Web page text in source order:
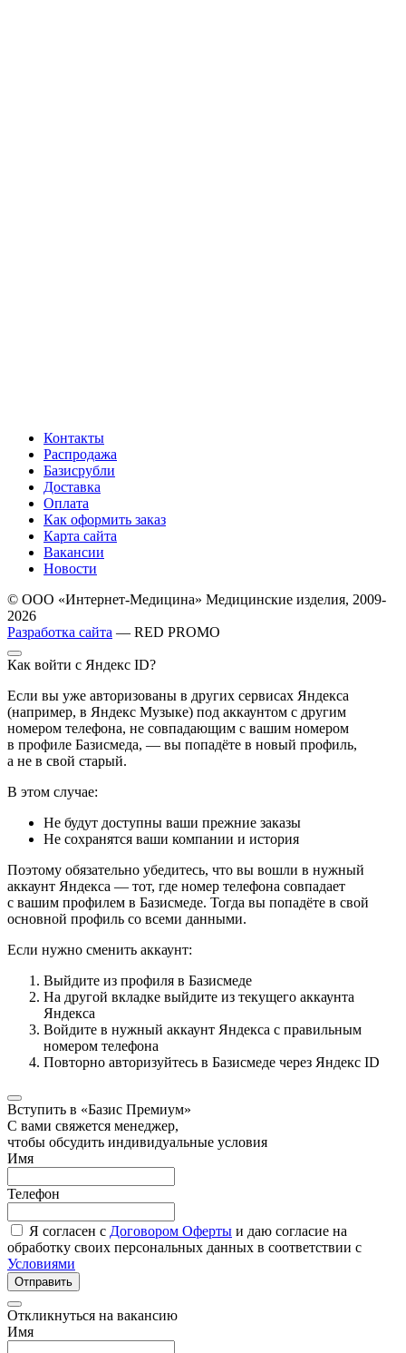
Контакты
Распродажа
Базисрубли
Доставка
Оплата
Как оформить заказ
Карта сайта
Вакансии
Новости
© ООО «Интернет-Медицина» Медицинские изделия, 2009-
2026
Разработка сайта — RED PROMO
Как войти с Яндекс ID?
Если вы уже авторизованы в других сервисах Яндекса
(например, в Яндекс Музыке) под аккаунтом с другим
номером телефона, не совпадающим с вашим номером
в профиле Базисмеда, — вы попадёте в новый профиль,
а не в свой старый.
В этом случае:
Не будут доступны ваши прежние заказы
Не сохранятся ваши компании и история
Поэтому обязательно убедитесь, что вы вошли в нужный
аккаунт Яндекса — тот, где номер телефона совпадает
с вашим профилем в Базисмеде. Тогда вы попадёте в свой
основной профиль со всеми данными.
Если нужно сменить аккаунт:
Выйдите из профиля в Базисмеде
На другой вкладке выйдите из текущего аккаунта
Яндекса
Войдите в нужный аккаунт Яндекса с правильным
номером телефона
Повторно авторизуйтесь в Базисмеде через Яндекс ID
Вступить в «Базис Премиум»
С вами свяжется менеджер,
чтобы обсудить индивидуальные условия
Имя
Телефон
Я согласен с Договором Оферты и даю согласие на
обработку своих персональных данных в соответствии с
Условиями
Отправить
Откликнуться на вакансию
Имя